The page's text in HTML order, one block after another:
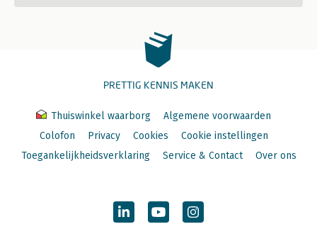
PRETTIG KENNIS MAKEN
Thuiswinkel waarborg
Algemene voorwaarden
Colofon
Privacy Cookies
Cookie instellingen
Toegankelijkheidsverklaring
Service & Contact Over ons